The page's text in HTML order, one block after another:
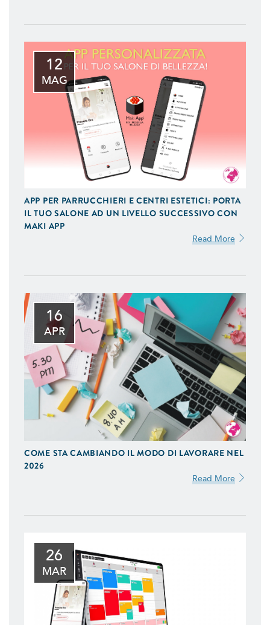
12
MAG
APP PER PARRUCCHIERI E CENTRI ESTETICI: PORTA
IL TUO SALONE AD UN LIVELLO SUCCESSIVO CON
MAKI APP
Read More
16
APR
COME STA CAMBIANDO IL MODO DI LAVORARE NEL
2026
Read More
26
MAR
APP IOS / ANDROID
Uniche del Design e Funzionalità
SITI WEB
Realizzazione Siti Web Dinamici, Ottimizzati per il Mobile
e Visibili sui Motori di Ricerca
BACK OFFICE E GESTIONALI
Ti Aiutiamo a Controllare l'Andamento della Tua